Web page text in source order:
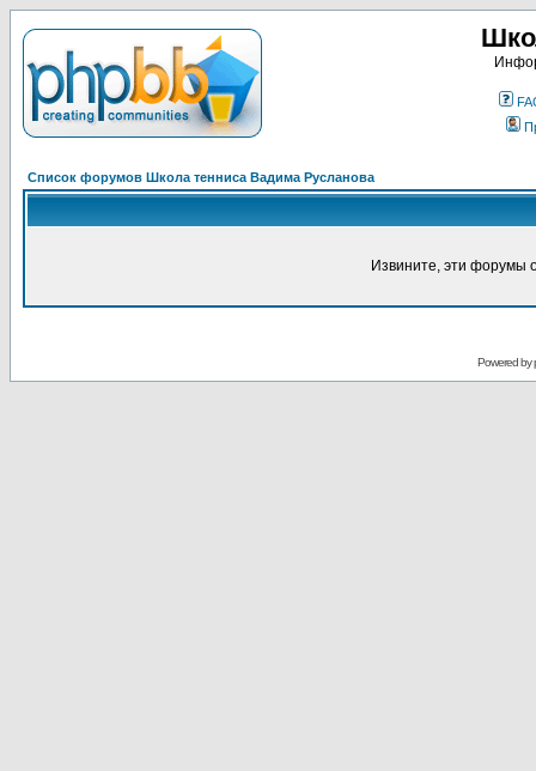
Список форумов Школа тенниса Вадима Русланова
Извините, эти форумы
Powered by